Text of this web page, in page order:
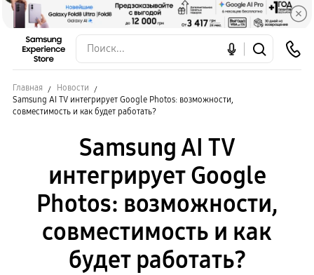
Главная
Новости
Samsung AI TV интегрирует Google Photos: возможности,
совместимость и как будет работать?
Samsung AI TV
интегрирует Google
Photos: возможности,
совместимость и как
будет работать?